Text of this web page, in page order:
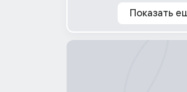
Показать